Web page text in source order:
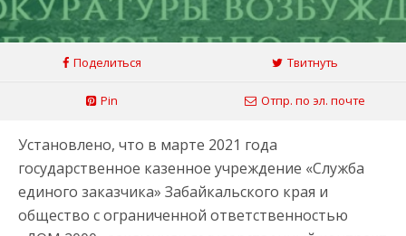
Поделиться Твитнуть
Pin Отпр. по эл. почте
Установлено, что в марте 2021 года
государственное казенное учреждение «Служба
единого заказчика» Забайкальского края и
общество с ограниченной ответственностью